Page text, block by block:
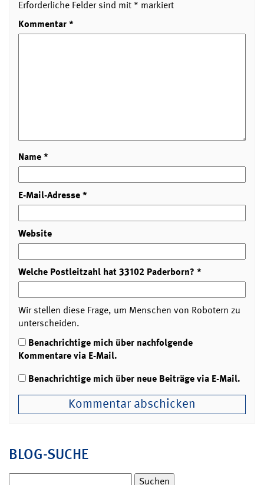
Erforderliche Felder sind mit * markiert
Kommentar*
Name*
E-Mail-Adresse*
Website
Welche Postleitzahl hat 33102 Paderborn? *
Wir stellen diese Frage, um Menschen von Robotern zu
unterscheiden.
Benachrichtige mich über nachfolgende
Kommentare via E-Mail.
Benachrichtige mich über neue Beiträge via E-Mail.
BLOG-SUCHE